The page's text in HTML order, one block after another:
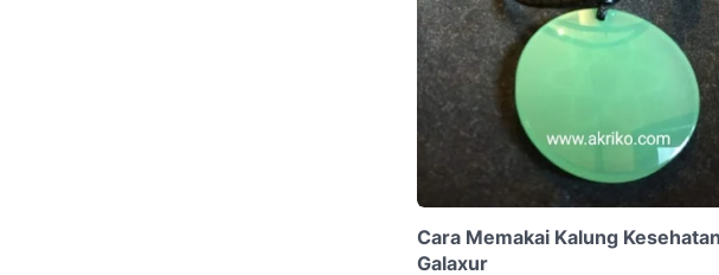
Cara Memakai Kalung Kesehatan
Galaxur